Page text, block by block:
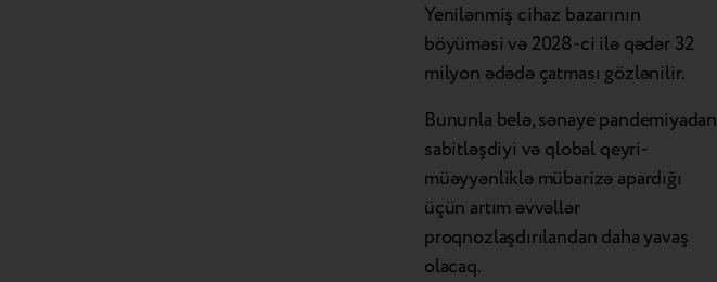
Yenilənmiş cihaz bazarının
böyüməsi və 2028-ci ilə qədər 32
milyon ədədə çatması gözlənilir.
Bununla belə, sənaye pandemiyadan
sabitləşdiyi və qlobal qeyri-
müəyyənliklə mübarizə apardığı
üçün artım əvvəllər
proqnozlaşdırılandan daha yavaş
olacaq.